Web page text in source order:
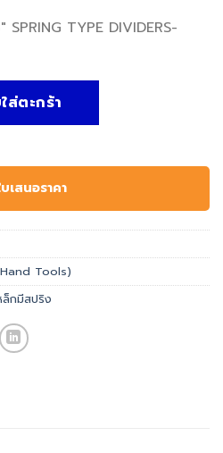
TYPE DIVIDERS-
ส่ตะกร้า
เสนอราคา
Tools)
ล็กมีสปริง